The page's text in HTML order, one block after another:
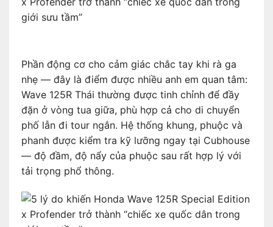
Phần động cơ cho cảm giác chắc tay khi rà ga
nhẹ — đây là điểm được nhiều anh em quan tâm:
Wave 125R Thái thường được tinh chỉnh để đầy
đặn ở vòng tua giữa, phù hợp cả cho di chuyển
phố lẫn đi tour ngắn. Hệ thống khung, phuộc và
phanh được kiểm tra kỹ lưỡng ngay tại Cubhouse
— độ đầm, độ nẩy của phuộc sau rất hợp lý với
tải trọng phổ thông.